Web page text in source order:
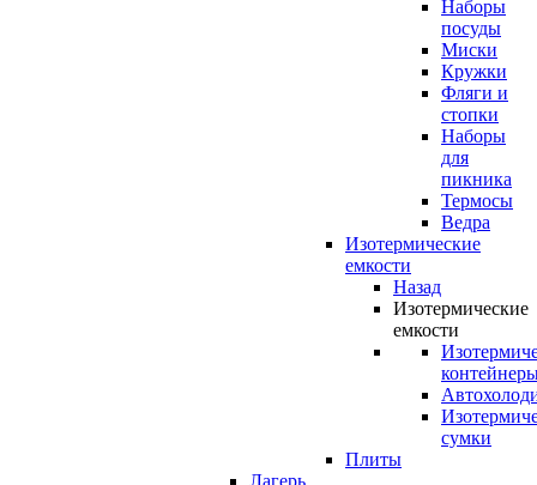
Наборы
посуды
Миски
Кружки
Фляги и
стопки
Наборы
для
пикника
Термосы
Ведра
Изотермические
емкости
Назад
Изотермические
емкости
сумки
Плиты
Лагерь